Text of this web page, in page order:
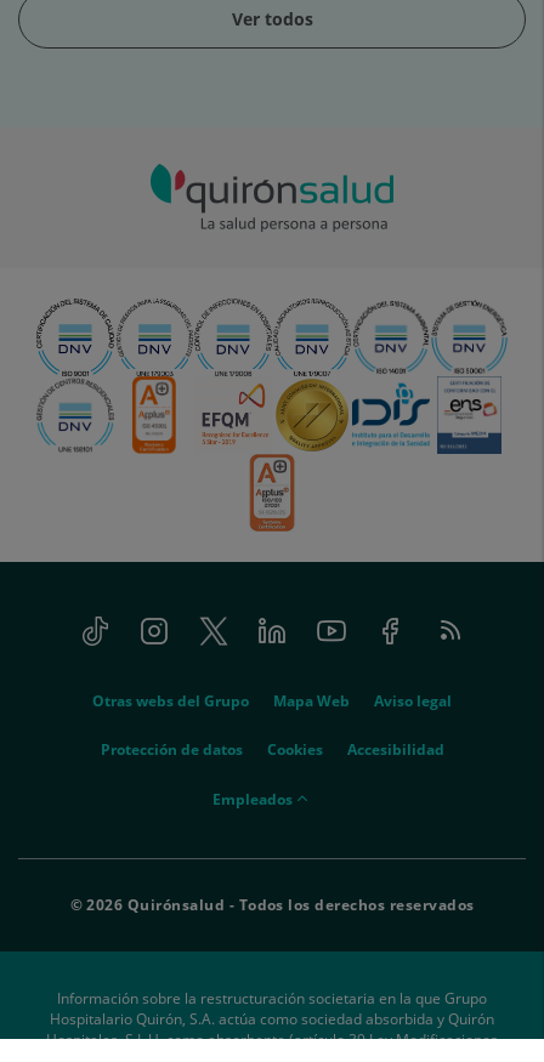
Ver todos
Tiktok InstagramTwitter LinkedinYoutube FacebookFeed
RSS
Otras webs del Grupo Mapa Web Aviso legal
Protección de datos Cookies Accesibilidad
empleados
Empleados
© 2026 Quirónsalud - Todos los derechos reservados
Información sobre la restructuración societaria en la que Grupo
Hospitalario Quirón, S.A. actúa como sociedad absorbida y Quirón
Hospitales, S.L.U. como absorbente (artículo 39 Ley Modificaciones